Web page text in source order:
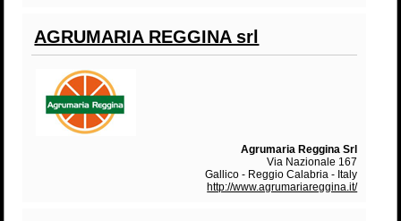
AGRUMARIA REGGINA srl
Agrumaria Reggina Srl
Via Nazionale 167
Gallico - Reggio Calabria - Italy
http://www.agrumariareggina.it/